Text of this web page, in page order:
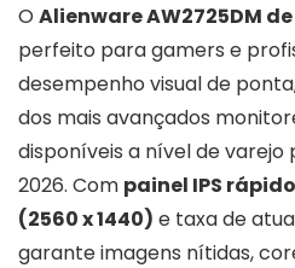
O Alienware AW2725DM
perfeito para gamers e
desempenho visual de
dos mais avançados
disponíveis a nível de
2026. Com painel IPS rápido
(2560 x 1440) e taxa de
garante imagens nítidas,